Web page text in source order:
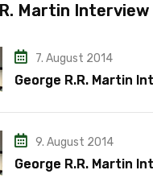
Martin Interview
7. August 2014
George R.R. Martin
9. August 2014
George R.R. Martin